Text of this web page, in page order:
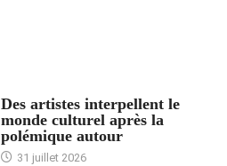
Des artistes interpellent le
monde culturel après la
polémique autour
31 juillet 2026